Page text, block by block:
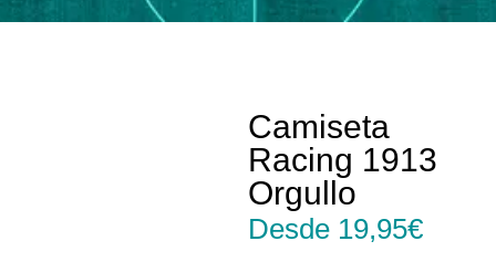
Camiseta
Racing 1913
Orgullo
Desde 19,95€